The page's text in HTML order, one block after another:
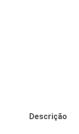
Descrição